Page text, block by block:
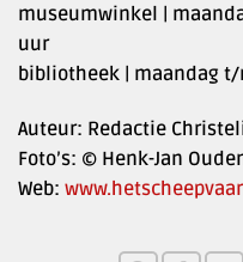
museumwinkel |
uur
bibliotheek | maandag t/
Auteur: Redactie
Foto’s: © Henk-Jan
Web: